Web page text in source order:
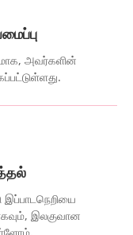
, அவர்களின்
.
இப்பாடநெறியை
, இலகுவான
.